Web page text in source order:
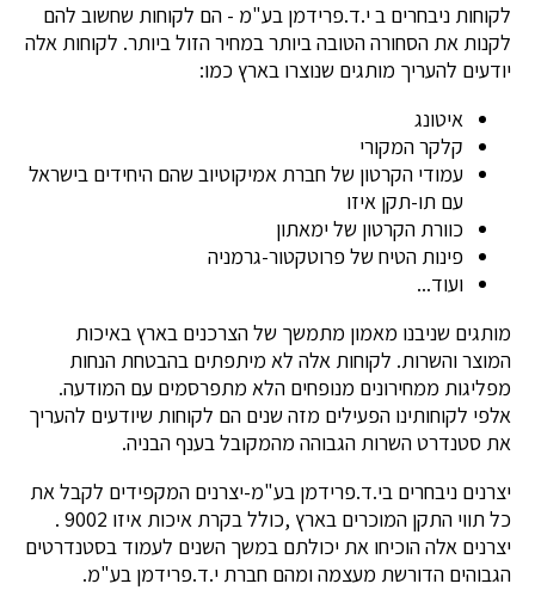
לקוחות ניבחרים ב י.ד.פרידמן בע"מ - הם לקוחות שחשוב להם
לקנות את הסחורה הטובה ביותר במחיר הזול ביותר. לקוחות אלה
יודעים להעריך מותגים שנוצרו בארץ כמו:
איטונג
קלקר המקורי
עמודי הקרטון של חברת אמיקוטיוב שהם היחידים בישראל
עם תו-תקן איזו
כוורת הקרטון של ימאתון
פינות הטיח של פרוטקטור-גרמניה
ועוד...
מותגים שניבנו מאמון מתמשך של הצרכנים בארץ באיכות
המוצר והשרות. לקוחות אלה לא מיתפתים בהבטחת הנחות
מפליגות ממחירונים מנופחים הלא מתפרסמים עם המודעה.
אלפי לקוחותינו הפעילים מזה שנים הם לקוחות שיודעים להעריך
את סטנדרט השרות הגבוהה מהמקובל בענף הבניה.
יצרנים ניבחרים בי.ד.פרידמן בע"מ-יצרנים המקפידים לקבל את
כל תווי התקן המוכרים בארץ ,כולל בקרת איכות איזו 9002 .
יצרנים אלה הוכיחו את יכולתם במשך השנים לעמוד בסטנדרטים
הגבוהים הדורשת מעצמה ומהם חברת י.ד.פרידמן בע"מ.